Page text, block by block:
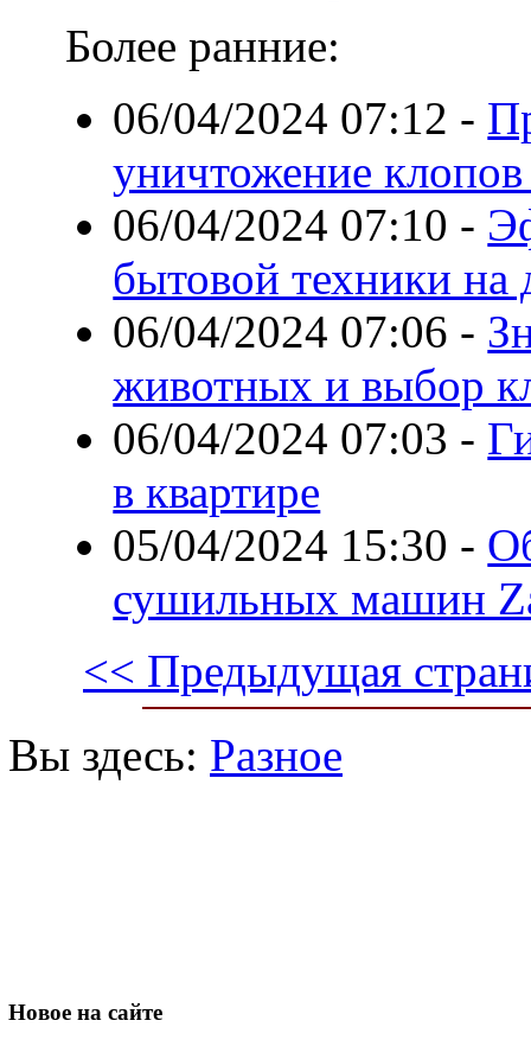
Более ранние:
06/04/2024 07:12 -
уничтожение
06/04/2024 07:10 -
бытовой техники на
06/04/2024 07:06 -
животных и выбор
06/04/2024 07:03 -
в квартире
05/04/2024 15:30 -
сушильных машин
<< Предыдущая
Вы здесь: Разное
Новое на сайте